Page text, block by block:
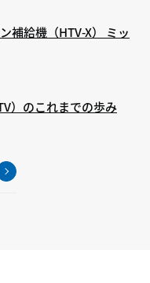
補給機（HTV-X） ミッ
）のこれまでの歩み